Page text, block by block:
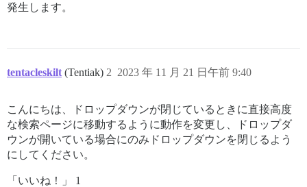
発生します。
tentacleskilt (Tentiak) 2023 年 11 月 21 日午前 9:40
2
こんにちは、ドロップダウンが閉じているときに直接高度
な検索ページに移動するように動作を変更し、ドロップダ
ウンが開いている場合にのみドロップダウンを閉じるよう
にしてください。
「いいね！」 1